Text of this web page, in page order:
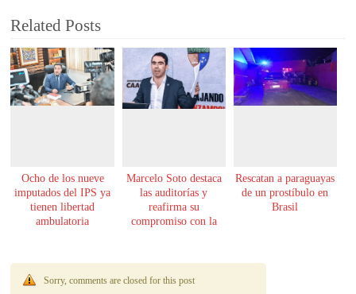
Related Posts
Ocho de los nueve
imputados del IPS ya
tienen libertad
ambulatoria
Marcelo Soto destaca
las auditorías y
reafirma su
compromiso con la
Rescatan a paraguayas
de un prostíbulo en
Brasil
Sorry, comments are closed for this post